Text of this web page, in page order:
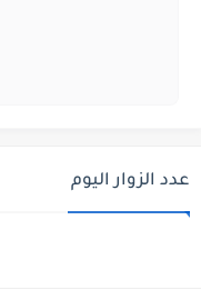
عدد الزوار اليوم